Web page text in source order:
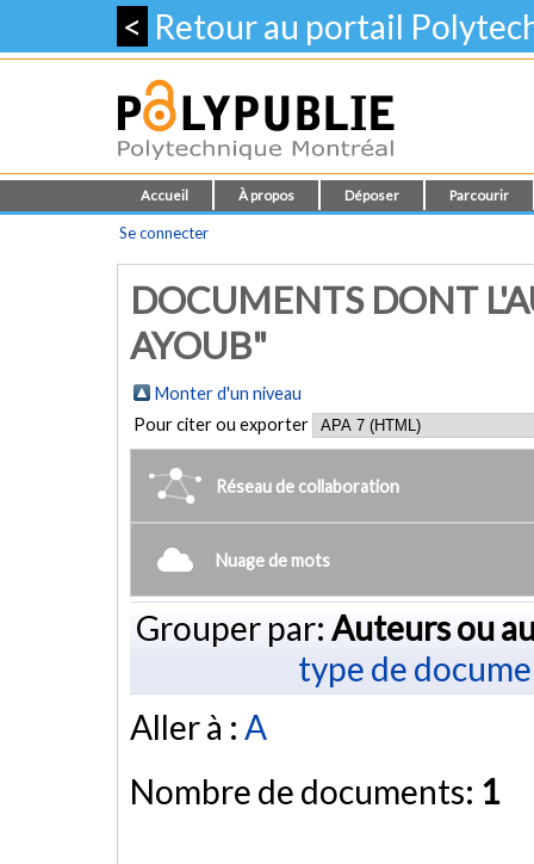
< Retour au portail
Accueil À propos Déposer Parcourir
Se connecter
DOCUMENTS DONT
AYOUB"
Monter d'un niveau
Pour citer ou exporter
Réseau de collaboration
Nuage de mots
Grouper par: Auteurs ou
type de
Aller à : A
Nombre de documents: 1